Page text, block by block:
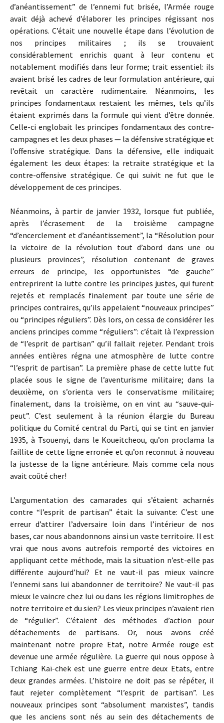
d’anéantissement” de l’ennemi fut brisée, l’Armée rouge
avait déjà achevé d’élaborer les principes régissant nos
opérations. C’était une nouvelle étape dans l’évolution de
nos principes militaires ; ils se trouvaient
considérablement enrichis quant à leur contenu et
notablement modifiés dans leur forme; trait essentiel: ils
avaient brisé les cadres de leur formulation antérieure, qui
revêtait un caractère rudimentaire. Néanmoins, les
principes fondamentaux restaient les mêmes, tels qu’ils
étaient exprimés dans la formule qui vient d’être donnée.
Celle-ci englobait les principes fondamentaux des contre-
campagnes et les deux phases — la défensive stratégique et
l’offensive stratégique. Dans la défensive, elle indiquait
également les deux étapes: la retraite stratégique et la
contre-offensive stratégique. Ce qui suivit ne fut que le
développement de ces principes.
Néanmoins, à partir de janvier 1932, lorsque fut publiée,
après l’écrasement de la troisième campagne
“d’encerclement et d’anéantissement”, la “Résolution pour
la victoire de la révolution tout d’abord dans une ou
plusieurs provinces”, résolution contenant de graves
erreurs de principe, les opportunistes “de gauche”
entreprirent la lutte contre les principes justes, qui furent
rejetés et remplacés finalement par toute une série de
principes contraires, qu’ils appelaient “nouveaux principes”
ou “principes réguliers”. Dès lors, on cessa de considérer les
anciens principes comme “réguliers”: c’était là l’expression
de “l’esprit de partisan” qu’il fallait rejeter. Pendant trois
années entières régna une atmosphère de lutte contre
“l’esprit de partisan”. La première phase de cette lutte fut
placée sous le signe de l’aventurisme militaire; dans la
deuxième, on s’orienta vers le conservatisme militaire;
finalement, dans la troisième, on en vint au “sauve-qui-
peut”. C’est seulement à la réunion élargie du Bureau
politique du Comité central du Parti, qui se tint en janvier
1935, à Tsouenyi, dans le Koueitcheou, qu’on proclama la
faillite de cette ligne erronée et qu’on reconnut à nouveau
la justesse de la ligne antérieure. Mais comme cela nous
avait coûté cher!
L’argumentation des camarades qui s’étaient acharnés
contre “l’esprit de partisan” était la suivante: C’est une
erreur d’attirer l’adversaire loin dans l’intérieur de nos
bases, car nous abandonnons ainsi un vaste territoire. Il est
vrai que nous avons autrefois remporté des victoires en
appliquant cette méthode, mais la situation n’est-elle pas
différente aujourd’hui? Et ne vaut-il pas mieux vaincre
l’ennemi sans lui abandonner de territoire? Ne vaut-il pas
mieux le vaincre chez lui ou dans les régions limitrophes de
notre territoire et du sien? Les vieux principes n’avaient rien
de “régulier”. C’étaient des méthodes d’action pour
détachements de partisans. Or, nous avons créé
maintenant notre propre Etat, notre Armée rouge est
devenue une armée régulière. La guerre qui nous oppose à
Tchiang Kaï-chek est une guerre entre deux Etats, entre
deux grandes armées. L’histoire ne doit pas se répéter, il
faut rejeter complètement “l’esprit de partisan”. Les
nouveaux principes sont “absolument marxistes”, tandis
que les anciens sont nés au sein des détachements de